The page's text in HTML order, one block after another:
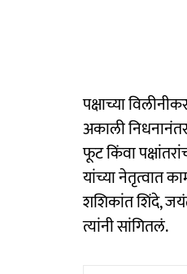
पक्षाच्या
अकाली निधनानंतर
फूट किंवा
यांच्या नेतृत्वात
शशिकांत शिंदे,
त्यांनी सांगितलं.